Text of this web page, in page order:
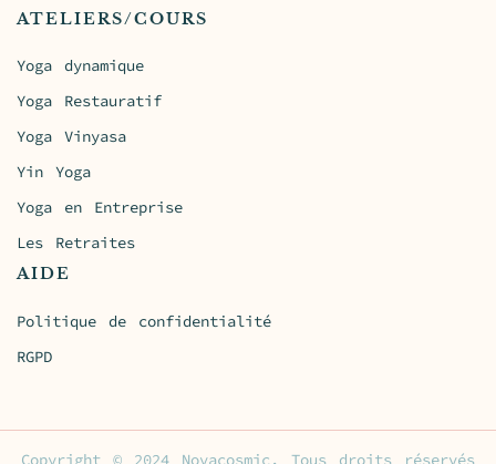
ATELIERS/COURS
Yoga dynamique
Yoga Restauratif
Yoga Vinyasa
Yin Yoga
Yoga en Entreprise
Les Retraites
AIDE
Politique de confidentialité
RGPD
Copyright © 2024 Novacosmic. Tous droits réservés